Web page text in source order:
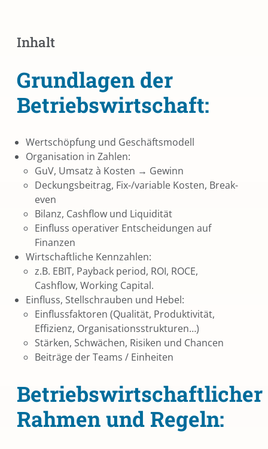
Inhalt
Grundlagen der
Betriebswirtschaft:
Wertschöpfung und Geschäftsmodell
Organisation in Zahlen:
GuV, Umsatz à Kosten → Gewinn
Deckungsbeitrag, Fix-/variable Kosten, Break-
even
Bilanz, Cashflow und Liquidität
Einfluss operativer Entscheidungen auf
Finanzen
Wirtschaftliche Kennzahlen:
z.B. EBIT, Payback period, ROI, ROCE,
Cashflow, Working Capital.
Einfluss, Stellschrauben und Hebel:
Einflussfaktoren (Qualität, Produktivität,
Effizienz, Organisationsstrukturen…)
Stärken, Schwächen, Risiken und Chancen
Beiträge der Teams / Einheiten
Betriebswirtschaftlicher
Rahmen und Regeln: